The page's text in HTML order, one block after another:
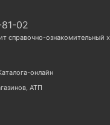
02
справочно-ознакомительный
онлайн
АТП